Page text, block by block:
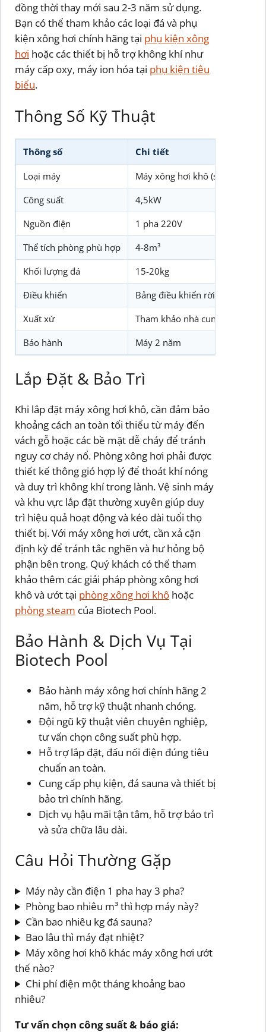
đồng thời thay mới sau 2-3 năm sử dụng.
Bạn có thể tham khảo các loại đá và phụ
kiện xông hơi chính hãng tại phụ kiện xông
hơi hoặc các thiết bị hỗ trợ không khí như
máy cấp oxy, máy ion hóa tại phụ kiện tiêu
biểu.
Thông Số Kỹ Thuật
Thông số Chi tiết
Loại máy Máy xông hơi khô (sauna)
Công suất 4,5kW
Nguồn điện 1 pha 220V
Thể tích phòng phù hợp 4-8m³
Khối lượng đá 15-20kg
Điều khiển Bảng điều khiển rời, hẹn giờ và
Xuất xứ Tham khảo nhà cung cấp
Bảo hành Máy 2 năm
Lắp Đặt & Bảo Trì
Khi lắp đặt máy xông hơi khô, cần đảm bảo
khoảng cách an toàn tối thiểu từ máy đến
vách gỗ hoặc các bề mặt dễ cháy để tránh
nguy cơ cháy nổ. Phòng xông hơi phải được
thiết kế thông gió hợp lý để thoát khí nóng
và duy trì không khí trong lành. Vệ sinh máy
và khu vực lắp đặt thường xuyên giúp duy
trì hiệu quả hoạt động và kéo dài tuổi thọ
thiết bị. Với máy xông hơi ướt, cần xả cặn
định kỳ để tránh tắc nghẽn và hư hỏng bộ
phận bên trong. Quý khách có thể tham
khảo thêm các giải pháp phòng xông hơi
khô và ướt tại phòng xông hơi khô hoặc
phòng steam của Biotech Pool.
Bảo Hành & Dịch Vụ Tại
Biotech Pool
Bảo hành máy xông hơi chính hãng 2
năm, hỗ trợ kỹ thuật nhanh chóng.
Đội ngũ kỹ thuật viên chuyên nghiệp,
tư vấn chọn công suất phù hợp.
Hỗ trợ lắp đặt, đấu nối điện đúng tiêu
chuẩn an toàn.
Cung cấp phụ kiện, đá sauna và thiết bị
bảo trì chính hãng.
Dịch vụ hậu mãi tận tâm, hỗ trợ bảo trì
và sửa chữa lâu dài.
Câu Hỏi Thường Gặp
Máy này cần điện 1 pha hay 3 pha?
Phòng bao nhiêu m³ thì hợp máy này?
Cần bao nhiêu kg đá sauna?
Bao lâu thì máy đạt nhiệt?
Máy xông hơi khô khác máy xông hơi ướt
thế nào?
Chi phí điện một tháng khoảng bao
nhiêu?
Tư vấn chọn công suất & báo giá: